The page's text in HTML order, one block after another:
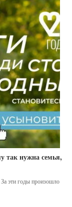
так нужна семья,
эти годы произошло